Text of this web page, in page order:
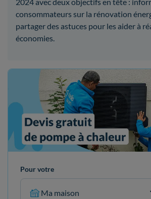
Pour votre
Ma maison
consommateurs sur la rénovation
partager des astuces pour les aider à
économies.